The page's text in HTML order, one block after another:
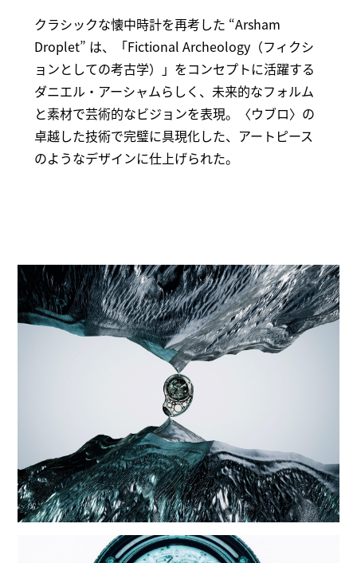
クラシックな懐中時計を再考した “Arsham
Droplet” は、「Fictional Archeology（フィクシ
ョンとしての考古学）」をコンセプトに活躍する
ダニエル・アーシャムらしく、未来的なフォルム
と素材で芸術的なビジョンを表現。〈ウブロ〉の
卓越した技術で完璧に具現化した、アートピース
のようなデザインに仕上げられた。